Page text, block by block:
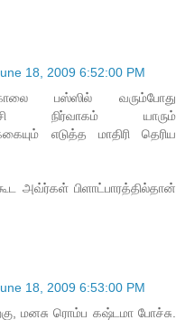
18, 2009 6:52:00 PM
பஸ்ஸில் வரும்போது
நிர்வாகம் யாரும்
எடுத்த மாதிரி தெரிய
அவ்ர்கள் பிளாட்பாரத்தில்தான்
18, 2009 6:53:00 PM
மனசு ரொம்ப கஷ்டமா போச்சு.